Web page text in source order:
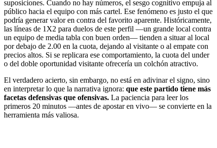
suposiciones. Cuando no hay números, el sesgo cognitivo empuja al
público hacia el equipo con más cartel. Ese fenómeno es justo el que
podría generar valor en contra del favorito aparente. Históricamente,
las líneas de 1X2 para duelos de este perfil —un grande local contra
un equipo de media tabla con buen orden— tienden a situar al local
por debajo de 2.00 en la cuota, dejando al visitante o al empate con
precios altos. Si se replicara ese comportamiento, la cuota del under
o del doble oportunidad visitante ofrecería un colchón atractivo.
El verdadero acierto, sin embargo, no está en adivinar el signo, sino
en interpretar lo que la narrativa ignora: que este partido tiene más
facetas defensivas que ofensivas. La paciencia para leer los
primeros 20 minutos —antes de apostar en vivo— se convierte en la
herramienta más valiosa.